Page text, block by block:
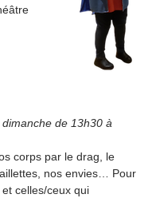
de 13h30 à
corps par le drag, le
nos envies… Pour
celles/ceux qui